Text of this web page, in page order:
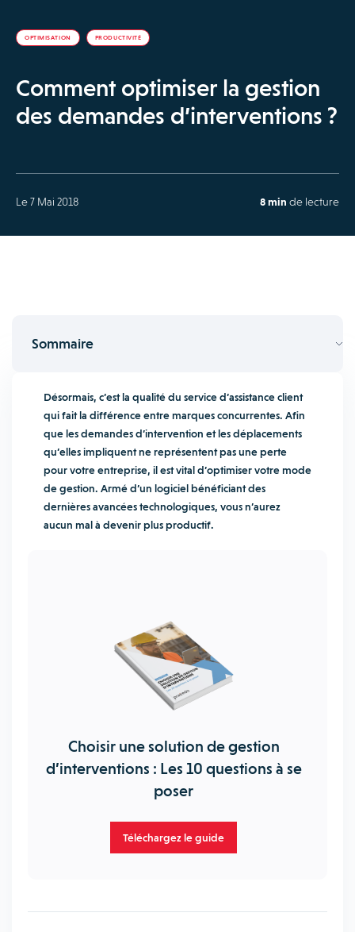
OPTIMISATION PRODUCTIVITÉ
Comment optimiser la gestion
des demandes d’interventions ?
Le 7 Mai 2018 8 min de lecture
Sommaire
Désormais, c’est la qualité du service d’assistance client
qui fait la différence entre marques concurrentes. Afin
que les demandes d’intervention et les déplacements
qu’elles impliquent ne représentent pas une perte
pour votre entreprise, il est vital d’optimiser votre mode
de gestion. Armé d’un logiciel bénéficiant des
dernières avancées technologiques, vous n’aurez
aucun mal à devenir plus productif.
Choisir une solution de gestion
d’interventions : Les 10 questions à se
poser
Téléchargez le guide